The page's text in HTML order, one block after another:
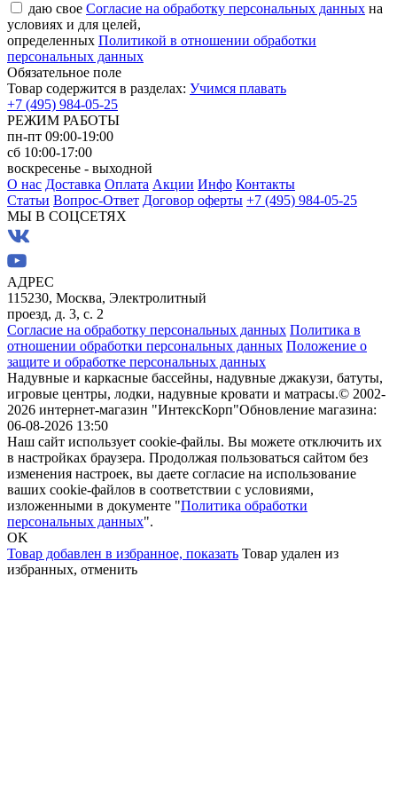
даю свое Согласие на обработку персональных данных на
условиях и для целей,
определенных Политикой в отношении обработки
персональных данных
Обязательное поле
Товар содержится в разделах: Учимся плавать
+7 (495) 984-05-25
РЕЖИМ РАБОТЫ
пн-пт 09:00-19:00
сб 10:00-17:00
воскресенье - выходной
О нас Доставка Оплата Акции Инфо Контакты
Статьи Вопрос-Ответ Договор оферты +7 (495) 984-05-25
МЫ В СОЦСЕТЯХ
АДРЕС
115230, Москва, Электролитный
проезд, д. 3, с. 2
Согласие на обработку персональных данных Политика в
отношении обработки персональных данных Положение о
защите и обработке персональных данных
Надувные и каркасные бассейны, надувные джакузи, батуты,
игровые центры, лодки, надувные кровати и матрасы.© 2002-
2026 интернет-магазин "ИнтексКорп"Обновление магазина:
06-08-2026 13:50
Наш сайт использует cookie-файлы. Вы можете отключить их
в настройках браузера. Продолжая пользоваться сайтом без
изменения настроек, вы даете согласие на использование
ваших cookie-файлов в соответствии с условиями,
изложенными в документе "Политика обработки
персональных данных".
OK
Товар добавлен в избранное, показать Товар удален из
избранных, отменить